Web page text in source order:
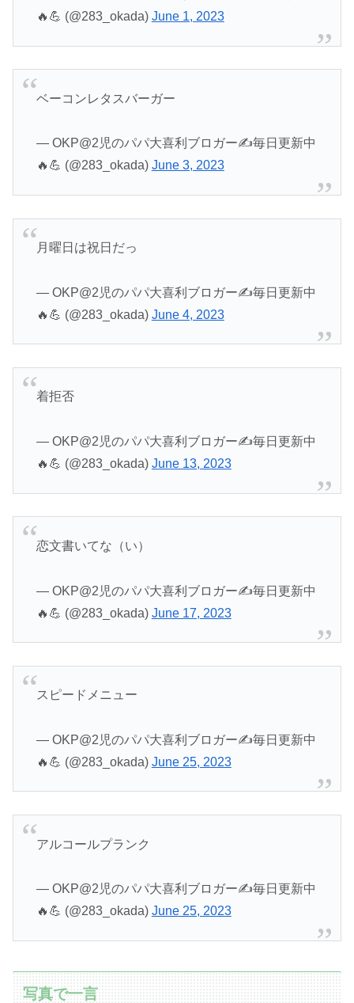
🔥💪 (@283_okada) June 1, 2023
ベーコンレタスバーガー
— OKP@2児のパパ大喜利ブロガー✍️毎日更新中
🔥💪 (@283_okada) June 3, 2023
月曜日は祝日だっ
— OKP@2児のパパ大喜利ブロガー✍️毎日更新中
🔥💪 (@283_okada) June 4, 2023
着拒否
— OKP@2児のパパ大喜利ブロガー✍️毎日更新中
🔥💪 (@283_okada) June 13, 2023
恋文書いてな（い）
— OKP@2児のパパ大喜利ブロガー✍️毎日更新中
🔥💪 (@283_okada) June 17, 2023
スピードメニュー
— OKP@2児のパパ大喜利ブロガー✍️毎日更新中
🔥💪 (@283_okada) June 25, 2023
アルコールプランク
— OKP@2児のパパ大喜利ブロガー✍️毎日更新中
🔥💪 (@283_okada) June 25, 2023
写真で一言